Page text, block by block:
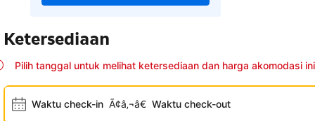
Ketersediaan
Pilih tanggal untuk melihat ketersediaan dan harga akomodasi ini
Waktu check-in Ã¢â‚¬â€ Waktu check-out